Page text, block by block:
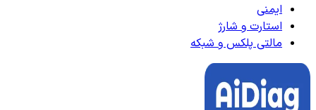
ایمنی
استارت و شارژ
مالتی پلکس و شبکه